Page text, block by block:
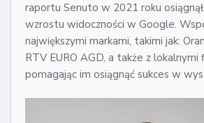
raportu Senuto w 2021 roku
wzrostu widoczności w Google.
największymi markami, takimi jak:
RTV EURO AGD, a także z lokalnymi
pomagając im osiągnąć sukces w